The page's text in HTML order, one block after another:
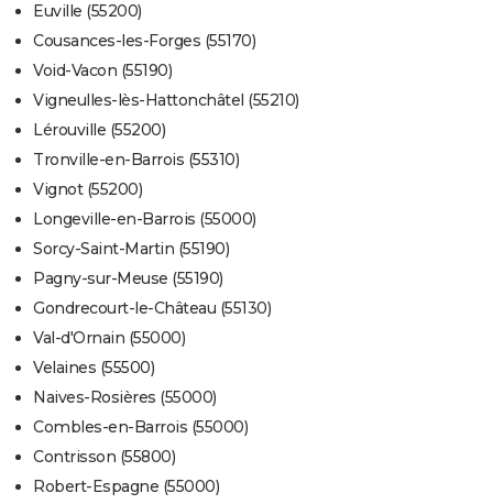
Euville (55200)
Cousances-les-Forges (55170)
Void-Vacon (55190)
Vigneulles-lès-Hattonchâtel (55210)
Lérouville (55200)
Tronville-en-Barrois (55310)
Vignot (55200)
Longeville-en-Barrois (55000)
Sorcy-Saint-Martin (55190)
Pagny-sur-Meuse (55190)
Gondrecourt-le-Château (55130)
Val-d'Ornain (55000)
Velaines (55500)
Naives-Rosières (55000)
Combles-en-Barrois (55000)
Contrisson (55800)
Robert-Espagne (55000)